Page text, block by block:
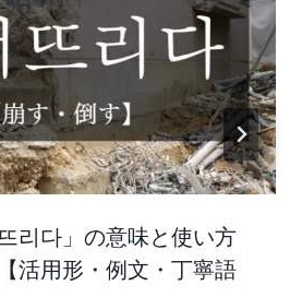
리다」の意味と使い方
活用形・例文・丁寧語